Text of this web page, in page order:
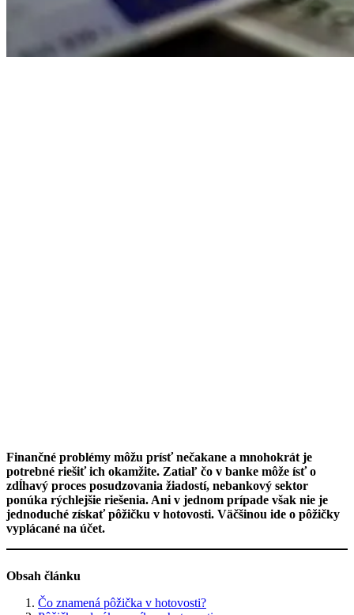
Finančné problémy môžu prísť nečakane a mnohokrát je
potrebné riešiť ich okamžite. Zatiaľ čo v banke môže ísť o
zdĺhavý proces posudzovania žiadostí, nebankový sektor
ponúka rýchlejšie riešenia. Ani v jednom prípade však nie je
jednoduché získať pôžičku v hotovosti. Väčšinou ide o pôžičky
vyplácané na účet.
Obsah článku
Čo znamená pôžička v hotovosti?